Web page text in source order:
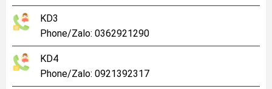
KD3
Phone/Zalo: 0362921290
KD4
Phone/Zalo: 0921392317